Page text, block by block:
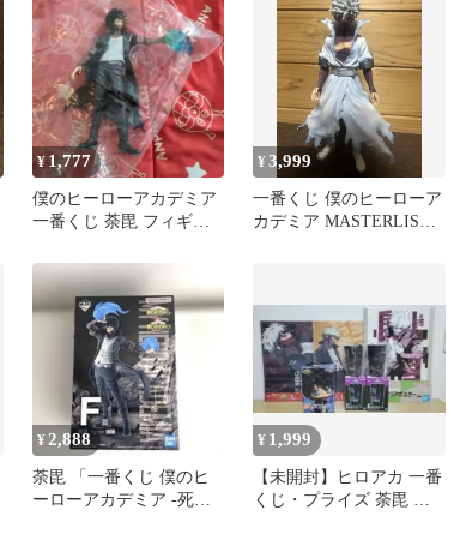
¥ 1,777
僕のヒーローアカデミア
一番くじ 荼毘 フィギュ
¥3,999
一番くじ 僕のヒーローア
カデミア MASTERLISE
¥2,888
荼毘 「一番くじ 僕のヒ
ーローアカデミア -死
¥ 1,999
【未開封】ヒロアカ 一番
くじ・プライズ 荼毘 ま